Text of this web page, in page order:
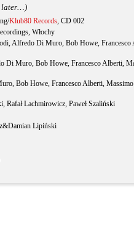
later…)
Klub80 Records, CD 002
Włochy
Alfredo Di Muro, Bob Howe, Francesco
Di Muro, Bob Howe, Francesco Alberti,
Bob Howe, Francesco Alberti,
Rafał Lachmirowicz, Paweł Szaliński
Lipiński